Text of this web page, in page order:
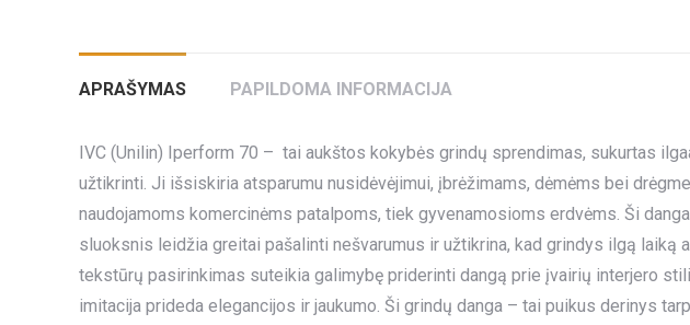
APRAŠYMAS PAPILDOMA INFORMACIJA
IVC (Unilin) Iperform 70 – tai aukštos kokybės grindų sprendimas, sukurtas
užtikrinti. Ji išsiskiria atsparumu nusidėvėjimui, įbrėžimams, dėmėms bei
naudojamoms komercinėms patalpoms, tiek gyvenamosioms erdvėms. Ši
sluoksnis leidžia greitai pašalinti nešvarumus ir užtikrina, kad grindys ilgą laiką
tekstūrų pasirinkimas suteikia galimybę priderinti dangą prie įvairių interjero
imitacija prideda elegancijos ir jaukumo. Ši grindų danga – tai puikus derinys